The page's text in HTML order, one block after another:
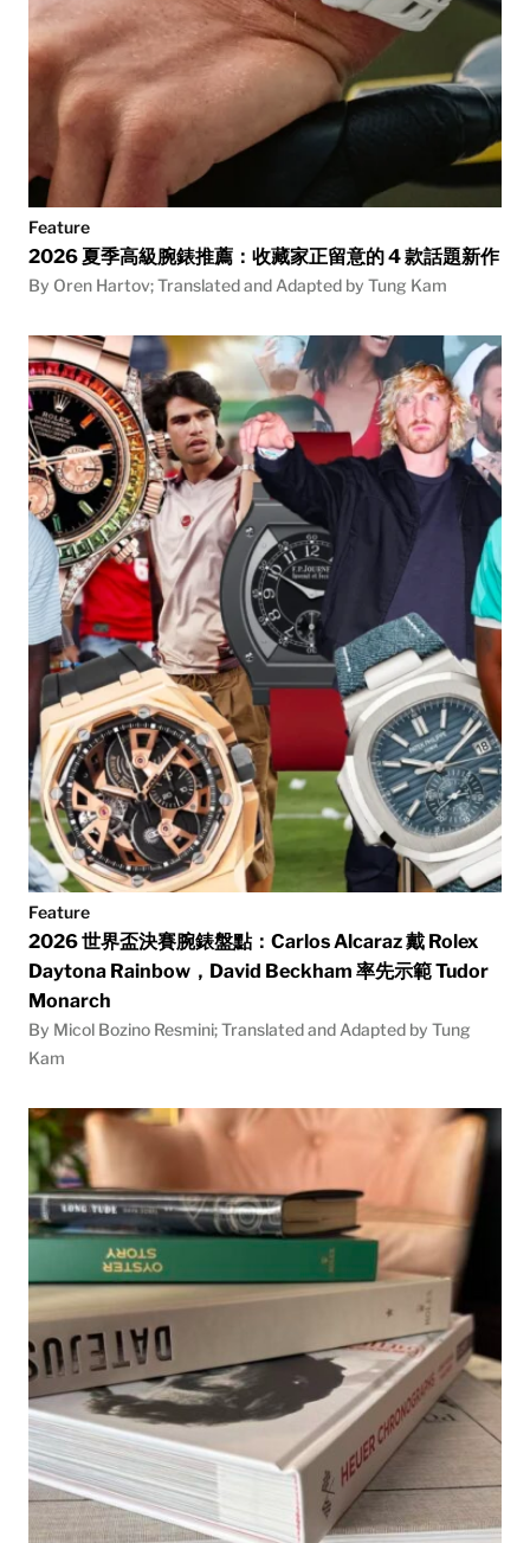
Feature
2026 夏季高級腕錶推薦：收藏家正留意的 4 款話題新作
By Oren Hartov; Translated and Adapted by Tung Kam
Feature
2026 世界盃決賽腕錶盤點：Carlos Alcaraz 戴 Rolex
Daytona Rainbow，David Beckham 率先示範 Tudor
Monarch
By Micol Bozino Resmini; Translated and Adapted by Tung
Kam